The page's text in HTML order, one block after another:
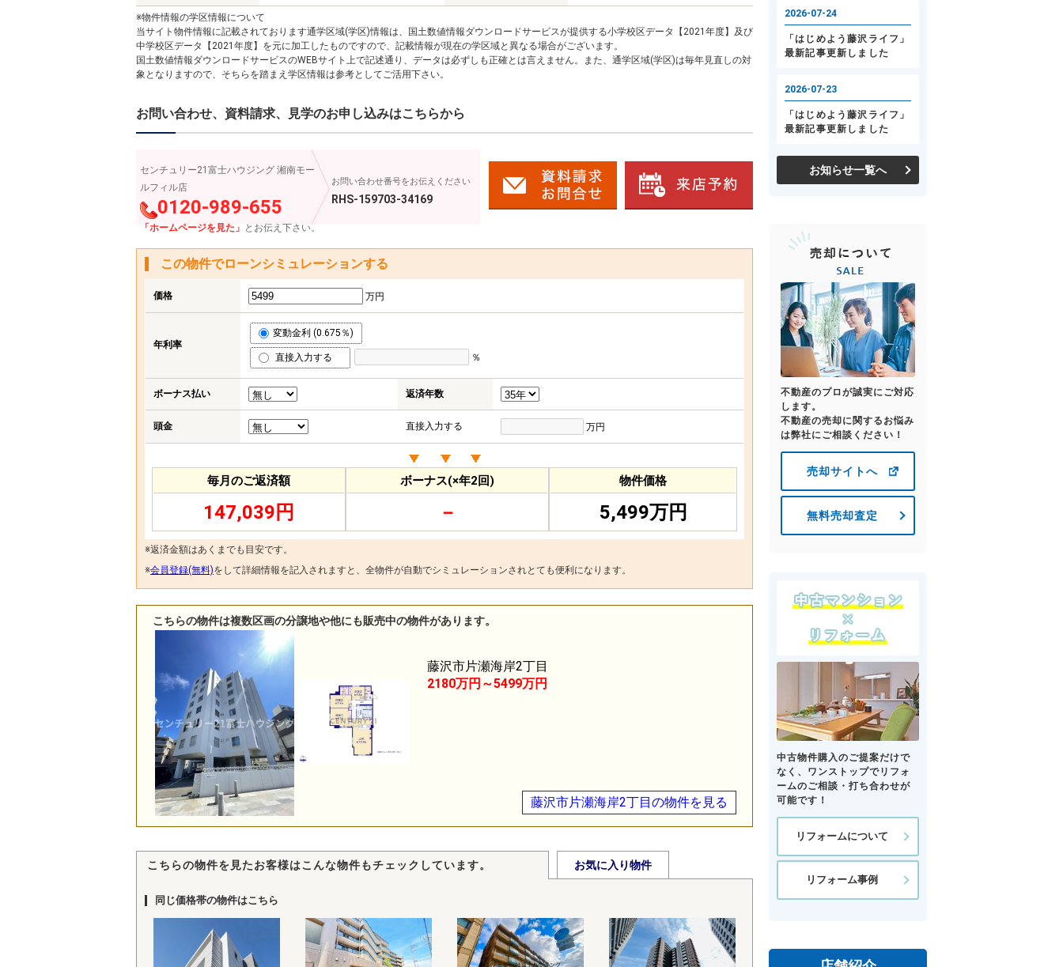
※物件情報の学区情報について
当サイト物件情報に記載されております通学区域(学区)情報は、国土数値情報ダウンロードサービスが提供する小学校区データ【2021年度】及び
中学校区データ【2021年度】を元に加工したものですので、記載情報が現在の学区域と異なる場合がございます。
国土数値情報ダウンロードサービスのWEBサイト上で記述通り、データは必ずしも正確とは言えません。また、通学区域(学区)は毎年見直しの対
象となりますので、そちらを踏まえ学区情報は参考としてご活用下さい。
お問い合わせ、資料請求、見学のお申し込みはこちらから
センチュリー21富士ハウジング 湘南モー
ルフィル店
0120-989-655
「ホームページを見た」 とお伝え下さい。
お問い合わせ番号をお伝えください
RHS-159703-34169
この物件でローンシミュレーションする
価格 万円
年利率
変動金利 (0.675％)
直接入力する ％
ボーナス払い 返済年数
頭金 直接入力する 万円
毎月のご返済額
147,039円
ボーナス(×年2回)
－
物件価格
5,499万円
※返済金額はあくまでも目安です。
※会員登録(無料)をして詳細情報を記入されますと、全物件が自動でシミュレーションされとても便利になります。
こちらの物件は複数区画の分譲地や他にも販売中の物件があります。
藤沢市片瀬海岸2丁目の物件を見る
藤沢市片瀬海岸2丁目
2180万円～5499万円
こちらの物件を見たお客様はこんな物件もチェックしています。 お気に入り物件
同じ価格帯の物件はこちら
お知らせ一覧へ
不動産のプロが誠実にご対応
します。
不動産の売却に関するお悩み
は弊社にご相談ください！
売却サイトへ
無料売却査定
中古物件購入のご提案だけで
なく、ワンストップでリフォ
ームのご相談・打ち合わせが
可能です！
リフォームについて
リフォーム事例